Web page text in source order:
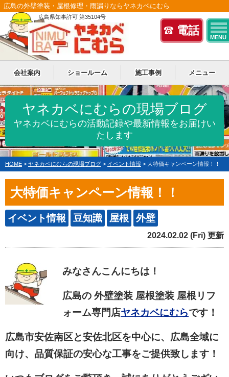
電話
MENU
広島の外壁塗装・屋根修理・雨漏りならヤネカベにむら
広島県知事許可 第35104号
会社案内 ショールーム 施工事例 メニュー
ヤネカベにむらの現場ブログ
ヤネカベにむらの活動記録や最新情報をお届けい
たします
HOME > ヤネカベにむらの現場ブログ > イベント情報 > 大特価キャンペーン情報！！
大特価キャンペーン情報！！
イベント情報 豆知識 屋根 外壁
2024.02.02 (Fri) 更新
みなさんこんにちは！
広島の 外壁塗装 屋根塗装 屋根リフ
ォーム専門店ヤネカベにむらです！
広島市安佐南区と安佐北区を中心に、広島全域に
向け、品質保証の安心な工事をご提供致します！